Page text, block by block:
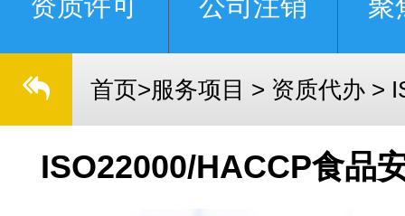
首页>服务项目 > 资质代办 >
ISO22000/HACCP食品